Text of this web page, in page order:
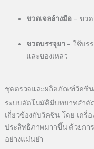
ขวดเจลล้างมือ – ขว
ขวดบรรจุยา – ใช้บร
และของเหลว
ชุดตรวจและผลิตภัณฑ์วัคซีน
ระบบอัตโนมัติมีบทบาทสำ
เกี่ยวข้องกับวัคซีน โดย เครื่
ประสิทธิภาพมากขึ้น ด้วยก
อย่างแม่นยำ